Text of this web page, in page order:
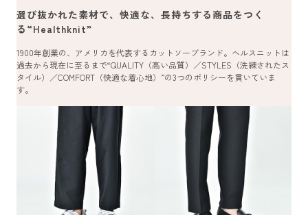
選び抜かれた素材で、快適な、長持ちする商品をつく
る“Healthknit”
1900年創業の、アメリカを代表するカットソーブランド。ヘルスニットは
過去から現在に至るまで“QUALITY（高い品質）／STYLES（洗練されたス
タイル）／COMFORT（快適な着心地）”の3つのポリシーを貫いていま
す。